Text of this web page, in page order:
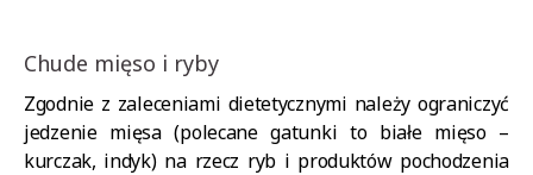
Chude mięso i ryby
Zgodnie z zaleceniami dietetycznymi należy ograniczyć
jedzenie mięsa (polecane gatunki to białe mięso –
kurczak, indyk) na rzecz ryb i produktów pochodzenia